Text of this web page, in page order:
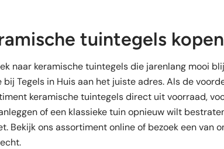
Houtlook
Natuursteen
Terrazzo
Portugees
Anti-slip
Antraciet
Beige
Rood
Taupe
Houtlook
Natuursteenlook
Vintage wandtegels
Decortegels
» Alle stijlen
Zwart
Geel
Beige
Blauw
tuintegels
naar keramische tuintegels die jarenlang mooi
bij Tegels in Huis aan het juiste adres. Als de
keramische tuintegels direct uit voorraad,
of een klassieke tuin opnieuw wilt
Bekijk ons assortiment online of bezoek een van